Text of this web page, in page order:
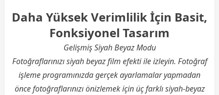
Daha Yüksek Verimlilik İçin Basit,
Fonksiyonel Tasarım
Gelişmiş Siyah Beyaz Modu
Fotoğraflarınızı siyah beyaz film efekti ile izleyin. Fotoğraf
işleme programınızda gerçek ayarlamalar yapmadan
önce fotoğraflarınızı önizlemek için üç farklı siyah-beyaz